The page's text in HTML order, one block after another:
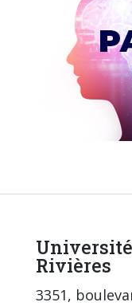
Université
Rivières
3351,